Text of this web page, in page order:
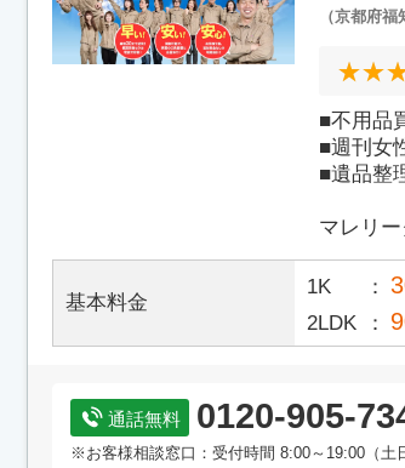
（京都府
■不用品
■週刊女
■遺品整
マレリ
基本料金
1K
2LDK
通話無料 0120-905-
※お客様相談窓口：受付時間 8:00～19:00（土